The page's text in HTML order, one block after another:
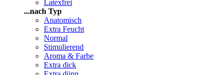
Latexfrei
...nach Typ
Anatomisch
Extra Feucht
Normal
Stimulierend
Aroma & Farbe
Extra dick